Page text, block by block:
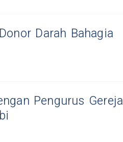
Darah Bahagia
Pengurus Gereja